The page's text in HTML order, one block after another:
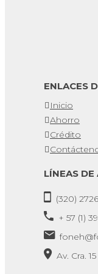
ENLACES
Inicio
Ahorro
Crédito
LÍNEAS DE
(320)
+ 57 (1)
Av. Cra.